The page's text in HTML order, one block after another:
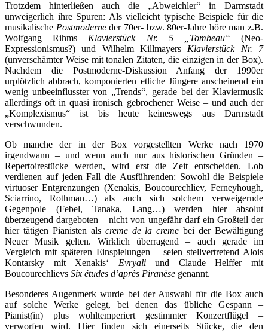
Trotzdem hinterließen auch die „Abweichler“ in Darmstadt
unweigerlich ihre Spuren: Als vielleicht typische Beispiele für die
musikalische Postmoderneder 70er- bzw. 80er-Jahre höre man z.B.
Wolfgang Rihms Klavierstück Nr. 5 „Tombeau“ (Neo-
Expressionismus?) und Wilhelm Killmayers Klavierstück Nr. 7
(unverschämter Weise mit tonalen Zitaten, die einzigen in der Box).
Nachdem die Postmoderne-Diskussion Anfang der 1990er
urplötzlich abbrach, komponierten etliche Jüngere anscheinend ein
wenig unbeeinflusster von „Trends“, gerade bei der Klaviermusik
allerdings oft in quasi ironisch gebrochener Weise – und auch der
„Komplexismus“ ist bis heute keineswegs aus Darmstadt
verschwunden.
Ob manche der in der Box vorgestellten Werke nach 1970
irgendwann – und wenn auch nur aus historischen Gründen –
Repertoirestücke werden, wird erst die Zeit entscheiden. Lob
verdienen auf jeden Fall die Ausführenden: Sowohl die Beispiele
virtuoser Entgrenzungen (Xenakis, Boucourechliev, Ferneyhough,
Sciarrino, Rothman…) als auch sich solchem verweigernde
Gegenpole (Febel, Tanaka, Lang…) werden hier absolut
überzeugend dargeboten – nicht von ungefähr darf ein Großteil der
hier tätigen Pianisten als creme de la creme bei der Bewältigung
Neuer Musik gelten. Wirklich überragend – auch gerade im
Vergleich mit späteren Einspielungen – seien stellvertretend Alois
Kontarsky mit Xenakis‘ Evryaliund Claude Helffer mit
Boucourechlievs Six études d’après Piranèse genannt.
Besonderes Augenmerk wurde bei der Auswahl für die Box auch
auf solche Werke gelegt, bei denen das übliche Gespann –
Pianist(in) plus wohltemperiert gestimmter Konzertflügel –
verworfen wird. Hier finden sich einerseits Stücke, die den